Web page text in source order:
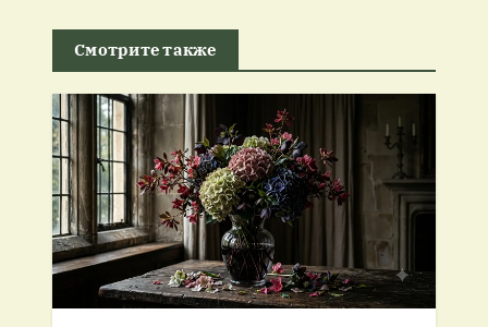
ц
и
я
п
о
з
Смотрите также